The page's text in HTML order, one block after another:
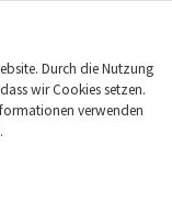
Durch die Nutzung
wir Cookies setzen.
verwenden